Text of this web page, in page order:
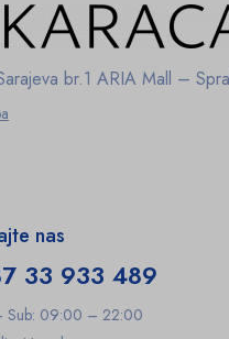
br.1 ARIA Mall –
nas
33 933 489
Sub: 09:00 – 22:00